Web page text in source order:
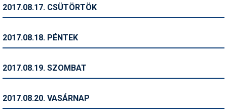
Síszerviz
Snowboard
2017.08.17. CSÜTÖRTÖK
2017.08.18. PÉNTEK
2017.08.19. SZOMBAT
2017.08.20. VASÁRNAP